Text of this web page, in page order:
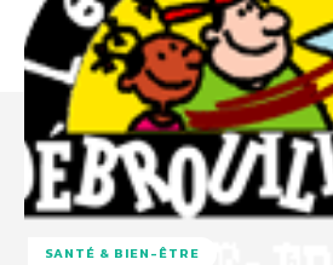
SANTÉ & BIEN-ÊTRE